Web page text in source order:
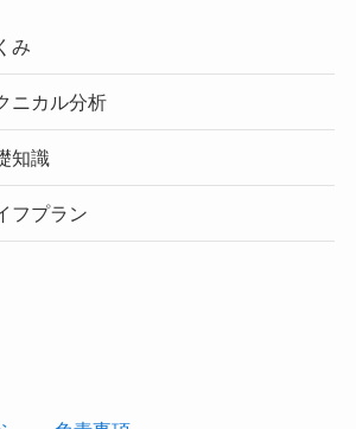
み
ニカル分析
知識
フプラン